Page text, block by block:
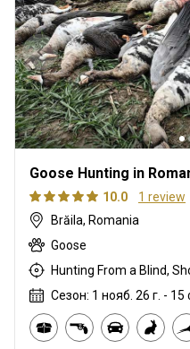
Goose Hunting in
10.0
1 review
Brăila, Romania
Goose
Hunting From a Blind,
Сезон: 1 нояб. 26 г. - 15